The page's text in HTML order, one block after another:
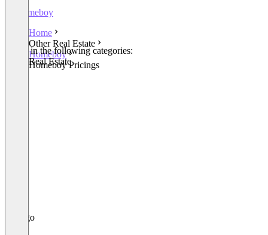
Homeboy
Home
Other Real Estate
Homeboy
Homeboy Pricings
Listed in the following categories:
Other Real Estate